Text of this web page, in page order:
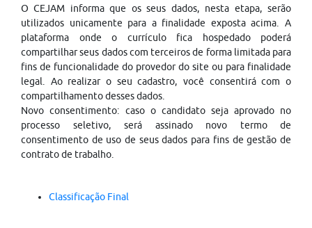
O CEJAM informa que os seus dados, nesta etapa, serão
utilizados unicamente para a finalidade exposta acima. A
plataforma onde o currículo fica hospedado poderá
compartilhar seus dados com terceiros de forma limitada para
fins de funcionalidade do provedor do site ou para finalidade
legal. Ao realizar o seu cadastro, você consentirá com o
compartilhamento desses dados.
Novo consentimento: caso o candidato seja aprovado no
processo seletivo, será assinado novo termo de
consentimento de uso de seus dados para fins de gestão de
contrato de trabalho.
Classificação Final